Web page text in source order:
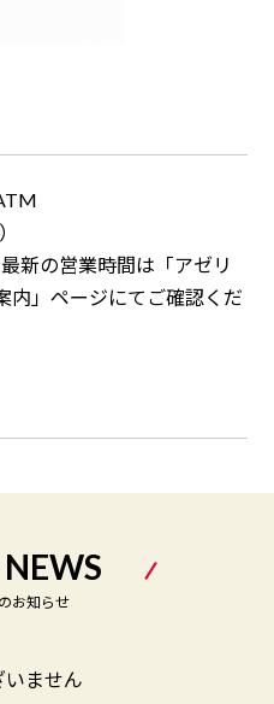
の営業時間は「アゼリ
内」ページにてご確認くだ
お知らせ
いません